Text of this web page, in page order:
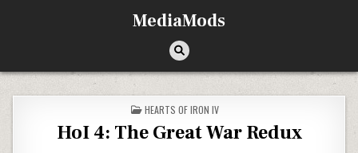
MediaMods
ОПУБЛИКОВАНО В
HEARTS OF IRON IV
HoI 4: The Great War Redux